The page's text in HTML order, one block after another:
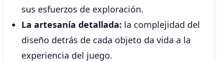
sus esfuerzos de exploración.
La artesanía detallada: la complejidad del
diseño detrás de cada objeto da vida a la
experiencia del juego.